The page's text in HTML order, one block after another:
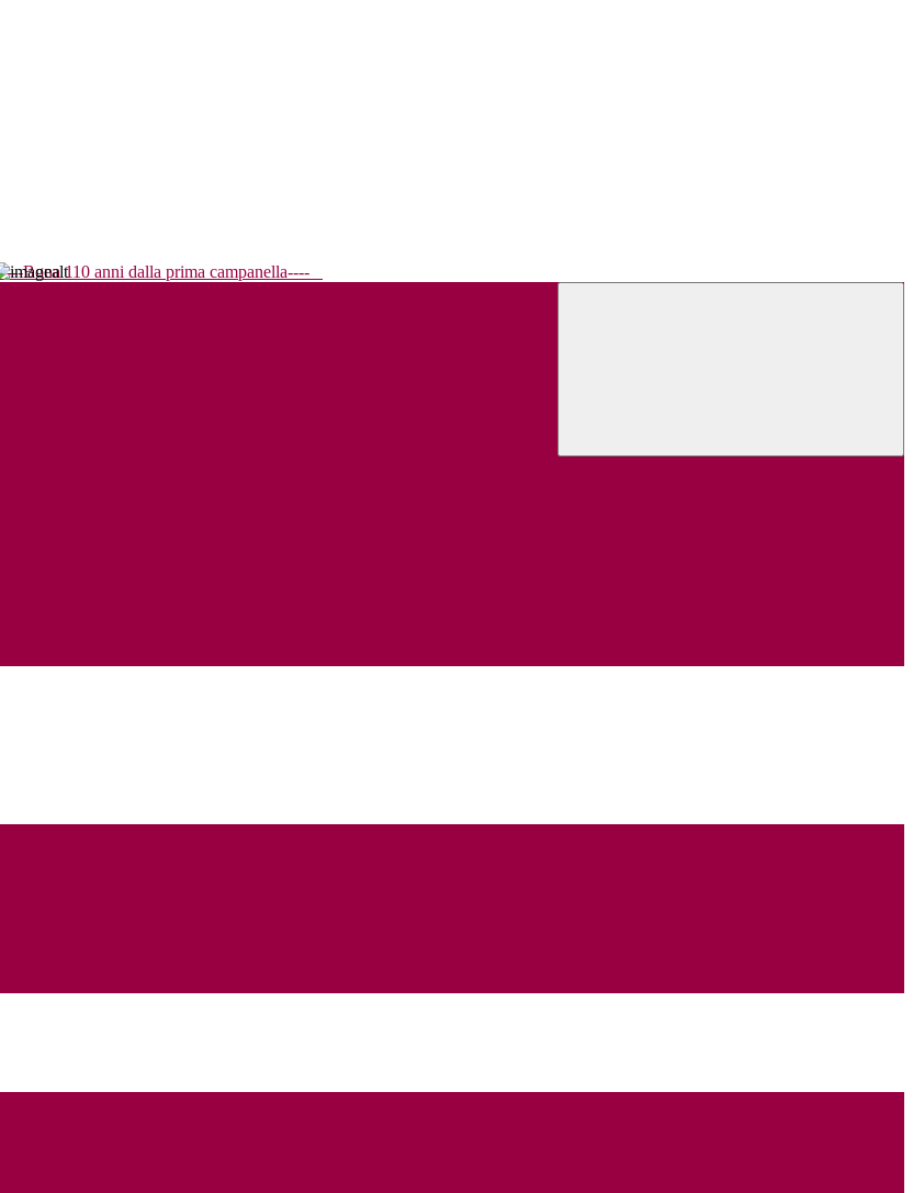
----Bona 110 anni dalla prima campanella----